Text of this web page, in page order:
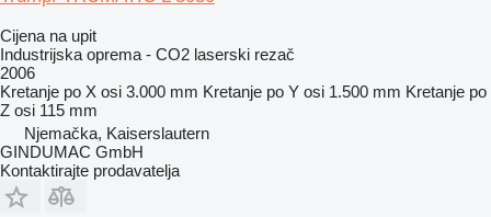
Cijena na upit
Industrijska oprema - CO2 laserski rezač
2006
Kretanje po X osi 3.000 mm Kretanje po Y osi 1.500 mm Kretanje po
Z osi 115 mm
Njemačka, Kaiserslautern
GINDUMAC GmbH
Kontaktirajte prodavatelja